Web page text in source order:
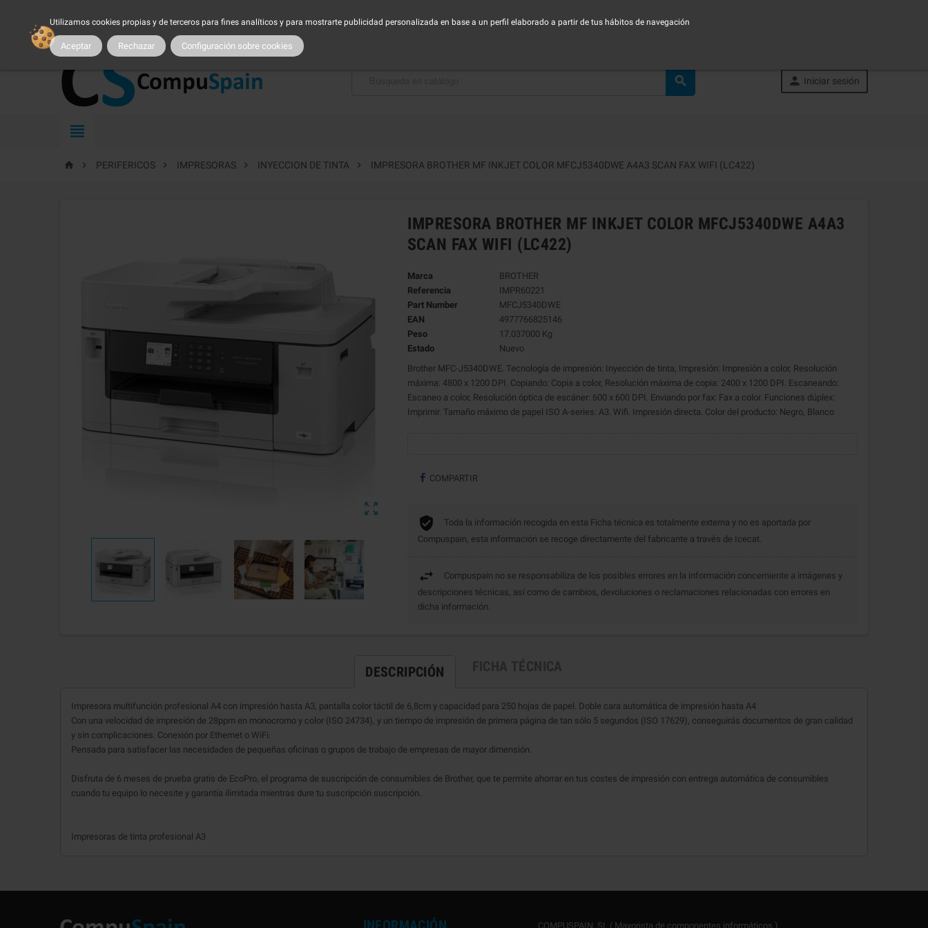
Utilizamos cookies propias y de terceros para fines analíticos y para mostrarte publicidad personalizada en base a un perfil elaborado a partir de tus hábitos de navegación
Aceptar Rechazar Configuración sobre cookies
MI CUENTA| MARCAS |PROMOCIONES | SER CLIENTE TRABAJA CON NOSOTROS
  Iniciar sesión

  PERIFERICOS  IMPRESORAS  INYECCION DE TINTA  IMPRESORA BROTHER MF INKJET COLOR MFCJ5340DWE A4A3 SCAN FAX WIFI (LC422)

IMPRESORA BROTHER MF INKJET COLOR MFCJ5340DWE A4A3
SCAN FAX WIFI (LC422)
Marca
BROTHER
Referencia
IMPR60221
Part Number
MFCJ5340DWE
EAN
4977766825146
Peso
17.037000 Kg
Estado
Nuevo
Brother MFC-J5340DWE. Tecnología de impresión: Inyección de tinta, Impresión: Impresión a color, Resolución
máxima: 4800 x 1200 DPI. Copiando: Copia a color, Resolución máxima de copia: 2400 x 1200 DPI. Escaneando:
Escaneo a color, Resolución óptica de escáner: 600 x 600 DPI. Enviando por fax: Fax a color. Funciones dúplex:
Imprimir. Tamaño máximo de papel ISO A-series: A3. Wifi. Impresión directa. Color del producto: Negro, Blanco
COMPARTIR
Toda la información recogida en esta Ficha técnica es totalmente externa y no es aportada por
Compuspain, esta información se recoge directamente del fabricante a través de Icecat.
Compuspain no se responsabiliza de los posibles errores en la información concerniente a imágenes y
descripciones técnicas, así como de cambios, devoluciones o reclamaciones relacionadas con errores en
dicha información.
DESCRIPCIÓN
Impresora multifunción profesional A4 con impresión hasta A3, pantalla color táctil de 6,8cm y capacidad para 250 hojas de papel. Doble cara automática de impresión hasta A4
Con una velocidad de impresión de 28ppm en monocromo y color (ISO 24734), y un tiempo de impresión de primera página de tan sólo 5 segundos (ISO 17629), conseguirás documentos de gran calidad
y sin complicaciones. Conexión por Ethernet o WiFi.
Pensada para satisfacer las necesidades de pequeñas oficinas o grupos de trabajo de empresas de mayor dimensión.
Disfruta de 6 meses de prueba gratis de EcoPro, el programa de suscripción de consumibles de Brother, que te permite ahorrar en tus costes de impresión con entrega automática de consumibles
cuando tu equipo lo necesite y garantía ilimitada mientras dure tu suscripción suscripción.
Impresoras de tinta profesional A3
COMPUSPAIN, SL ( Mayorista de componentes informáticos )